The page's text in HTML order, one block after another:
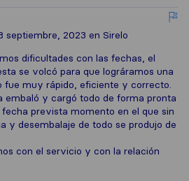
septiembre, 2023 en Sirelo
dificultades con las fechas, el
se volcó para que lográramos una
fue muy rápido, eficiente y correcto.
embaló y cargó todo de forma pronta
prevista momento en el que sin
y desembalaje de todo se produjo de
con el servicio y con la relación